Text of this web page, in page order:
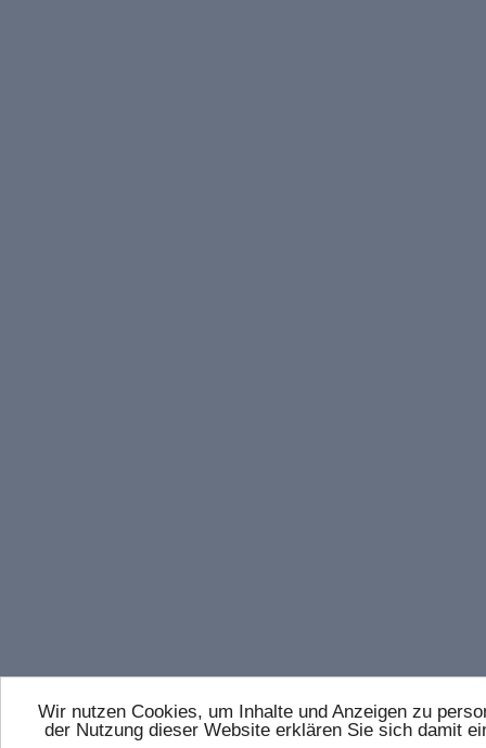
Wir nutzen Cookies, um Inhalte und Anzeigen zu
der Nutzung dieser Website erklären Sie sich damit